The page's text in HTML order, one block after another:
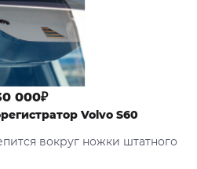
000₽
Volvo S60
вокруг ножки штатного